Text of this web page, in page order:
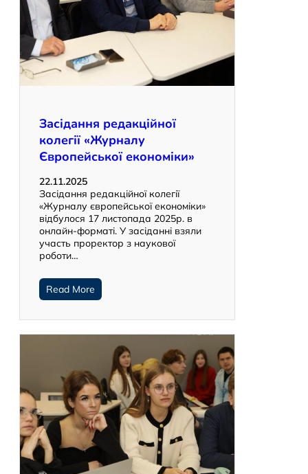
Засідання редакційної
колегії «Журналу
Європейської економіки»
22.11.2025
Засідання редакційної колегії
«Журналу європейської економіки»
відбулося 17 листопада 2025р. в
онлайн-форматі. У засіданні взяли
участь проректор з наукової
роботи…
Read More